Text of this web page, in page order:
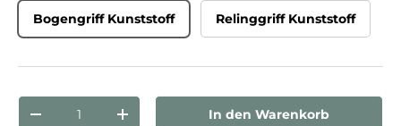
Bogengriff Kunststoff Relinggriff Kunststoff
Menge verringernMenge erhöhenIn den Warenkorb